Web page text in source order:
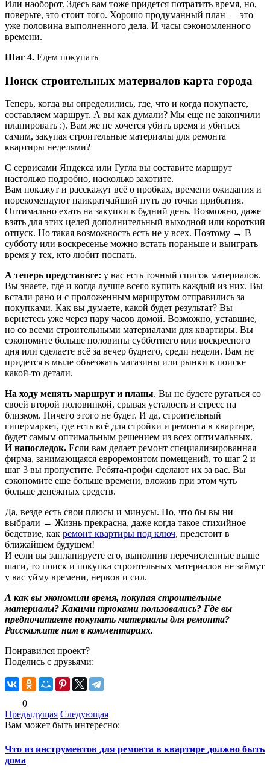
Или наоборот. Здесь вам тоже придется потратить время, но,
поверьте, это стоит того. Хорошо продуманный план — это
уже половина выполненного дела. И часы сэкономленного
времени.
Шаг 4. Едем покупать
Поиск строительных материалов карта города
Теперь, когда вы определились, где, что и когда покупаете,
составляем маршрут. А вы как думали? Мы еще не закончили
планировать :). Вам же не хочется убить время и убиться
самим, закупая строительные материалы для ремонта
квартиры неделями?
С сервисами Яндекса или Гугла вы составите маршрут
настолько подробно, насколько захотите.
Вам покажут и расскажут всё о пробках, времени ожидания и
порекомендуют наикратчайший путь до точки прибытия.
Оптимально ехать на закупки в будний день. Возможно, даже
взять для этих целей дополнительный выходной или короткий
отпуск. Но такая возможность есть не у всех. Поэтому → В
субботу или воскресенье можно встать пораньше и выиграть
время у тех, кто любит поспать.
А теперь представьте: у вас есть точный список материалов.
Вы знаете, где и когда лучше всего купить каждый из них. Вы
встали рано и с проложенным маршрутом отправились за
покупками. Как вы думаете, какой будет результат? Вы
вернетесь уже через пару часов домой. Возможно, уставшие,
но со всеми строительными материалами для квартиры. Вы
сэкономите больше половины субботнего или воскресного
дня или сделаете всё за вечер буднего, среди недели. Вам не
придется в мыле объезжать магазины или рынки в поиске
какой-то детали.
На ходу менять маршрут и планы. Вы не будете ругаться со
своей второй половинкой, срывая усталость и стресс на
близком. Ничего этого не будет. И да, строительный
гипермаркет, где есть всё для стройки и ремонта в квартире,
будет самым оптимальным решением из всех оптимальных.
И напоследок. Если вам делает ремонт специализированная
фирма, занимающаяся евроремонтом помещений, то шаг 2 и
шаг 3 вы пропустите. Ребята-профи сделают их за вас. Вы
сэкономите еще больше времени, вложив при этом чуть
больше денежных средств.
Да, везде есть свои плюсы и минусы. Но, что бы вы ни
выбрали → Жизнь прекрасна, даже когда такое стихийное
бедствие, как ремонт квартиры под ключ, предстоит в
ближайшем будущем!
И если вы запланируете его, выполнив перечисленные выше
шаги, то поиск и покупка строительных материалов не займут
у вас уйму времени, нервов и сил.
А как вы экономили время, покупая строительные
материалы? Какими трюками пользовались? Где вы
предпочитаете покупать материалы для ремонта?
Расскажите нам в комментариях.
Понравился проект?
Поделись с друзьями:
0
Предыдущая Следующая
Вам может быть интересно:
Что из инструментов для ремонта в квартире должно быть
дома